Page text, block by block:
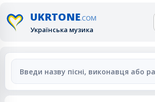
UKRTONE.COM
Українська музика